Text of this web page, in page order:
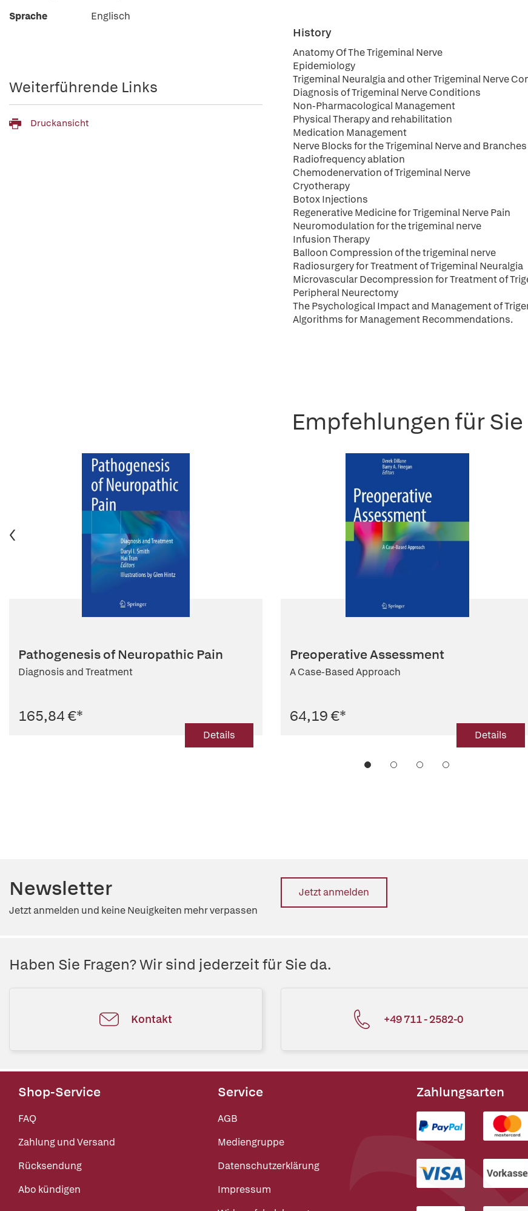
History
Anatomy Of The Trigeminal Nerve
Epidemiology
Trigeminal Neuralgia and other Trigeminal Nerve
Diagnosis of Trigeminal Nerve Conditions
Non-Pharmacological Management
Physical Therapy and rehabilitation
Medication Management
Nerve Blocks for the Trigeminal Nerve and Branches
Radiofrequency ablation
Chemodenervation of Trigeminal Nerve
Cryotherapy
Botox Injections
Regenerative Medicine for Trigeminal Nerve Pain
Neuromodulation for the trigeminal nerve
Infusion Therapy
Balloon Compression of the trigeminal nerve
Radiosurgery for Treatment of Trigeminal Neuralgia
Microvascular Decompression for Treatment of
Peripheral Neurectomy
The Psychological Impact and Management of
Algorithms for Management Recommendations.
Sprache
Englisch
Weiterführende Links
Druckansicht
Empfehlungen für Sie
Pathogenesis of Neuropathic Pain
Diagnosis and Treatment
165,84 €*
Details
Preoperative Assessment
A Case-Based Approach
64,19 €*
Details
Newsletter
Jetzt anmelden und keine Neuigkeiten mehr verpassen
Jetzt anmelden
Haben Sie Fragen? Wir sind jederzeit für Sie da.
Kontakt +49 711 - 2582-0
Shop-Service
FAQ
Zahlung und Versand
Rücksendung
Abo kündigen
Service
AGB
Mediengruppe
Datenschutzerklärung
Impressum
Zahlungsarten